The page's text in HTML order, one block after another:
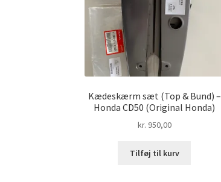
Kædeskærm sæt (Top & Bund) –
Honda CD50 (Original Honda)
kr. 950,00
Tilføj til kurv